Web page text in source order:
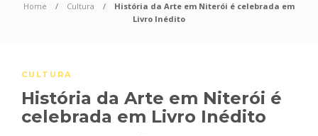
Home Cultura
História da Arte em Niterói é celebrada em
Livro Inédito
CULTURA
História da Arte em Niterói é
celebrada em Livro Inédito